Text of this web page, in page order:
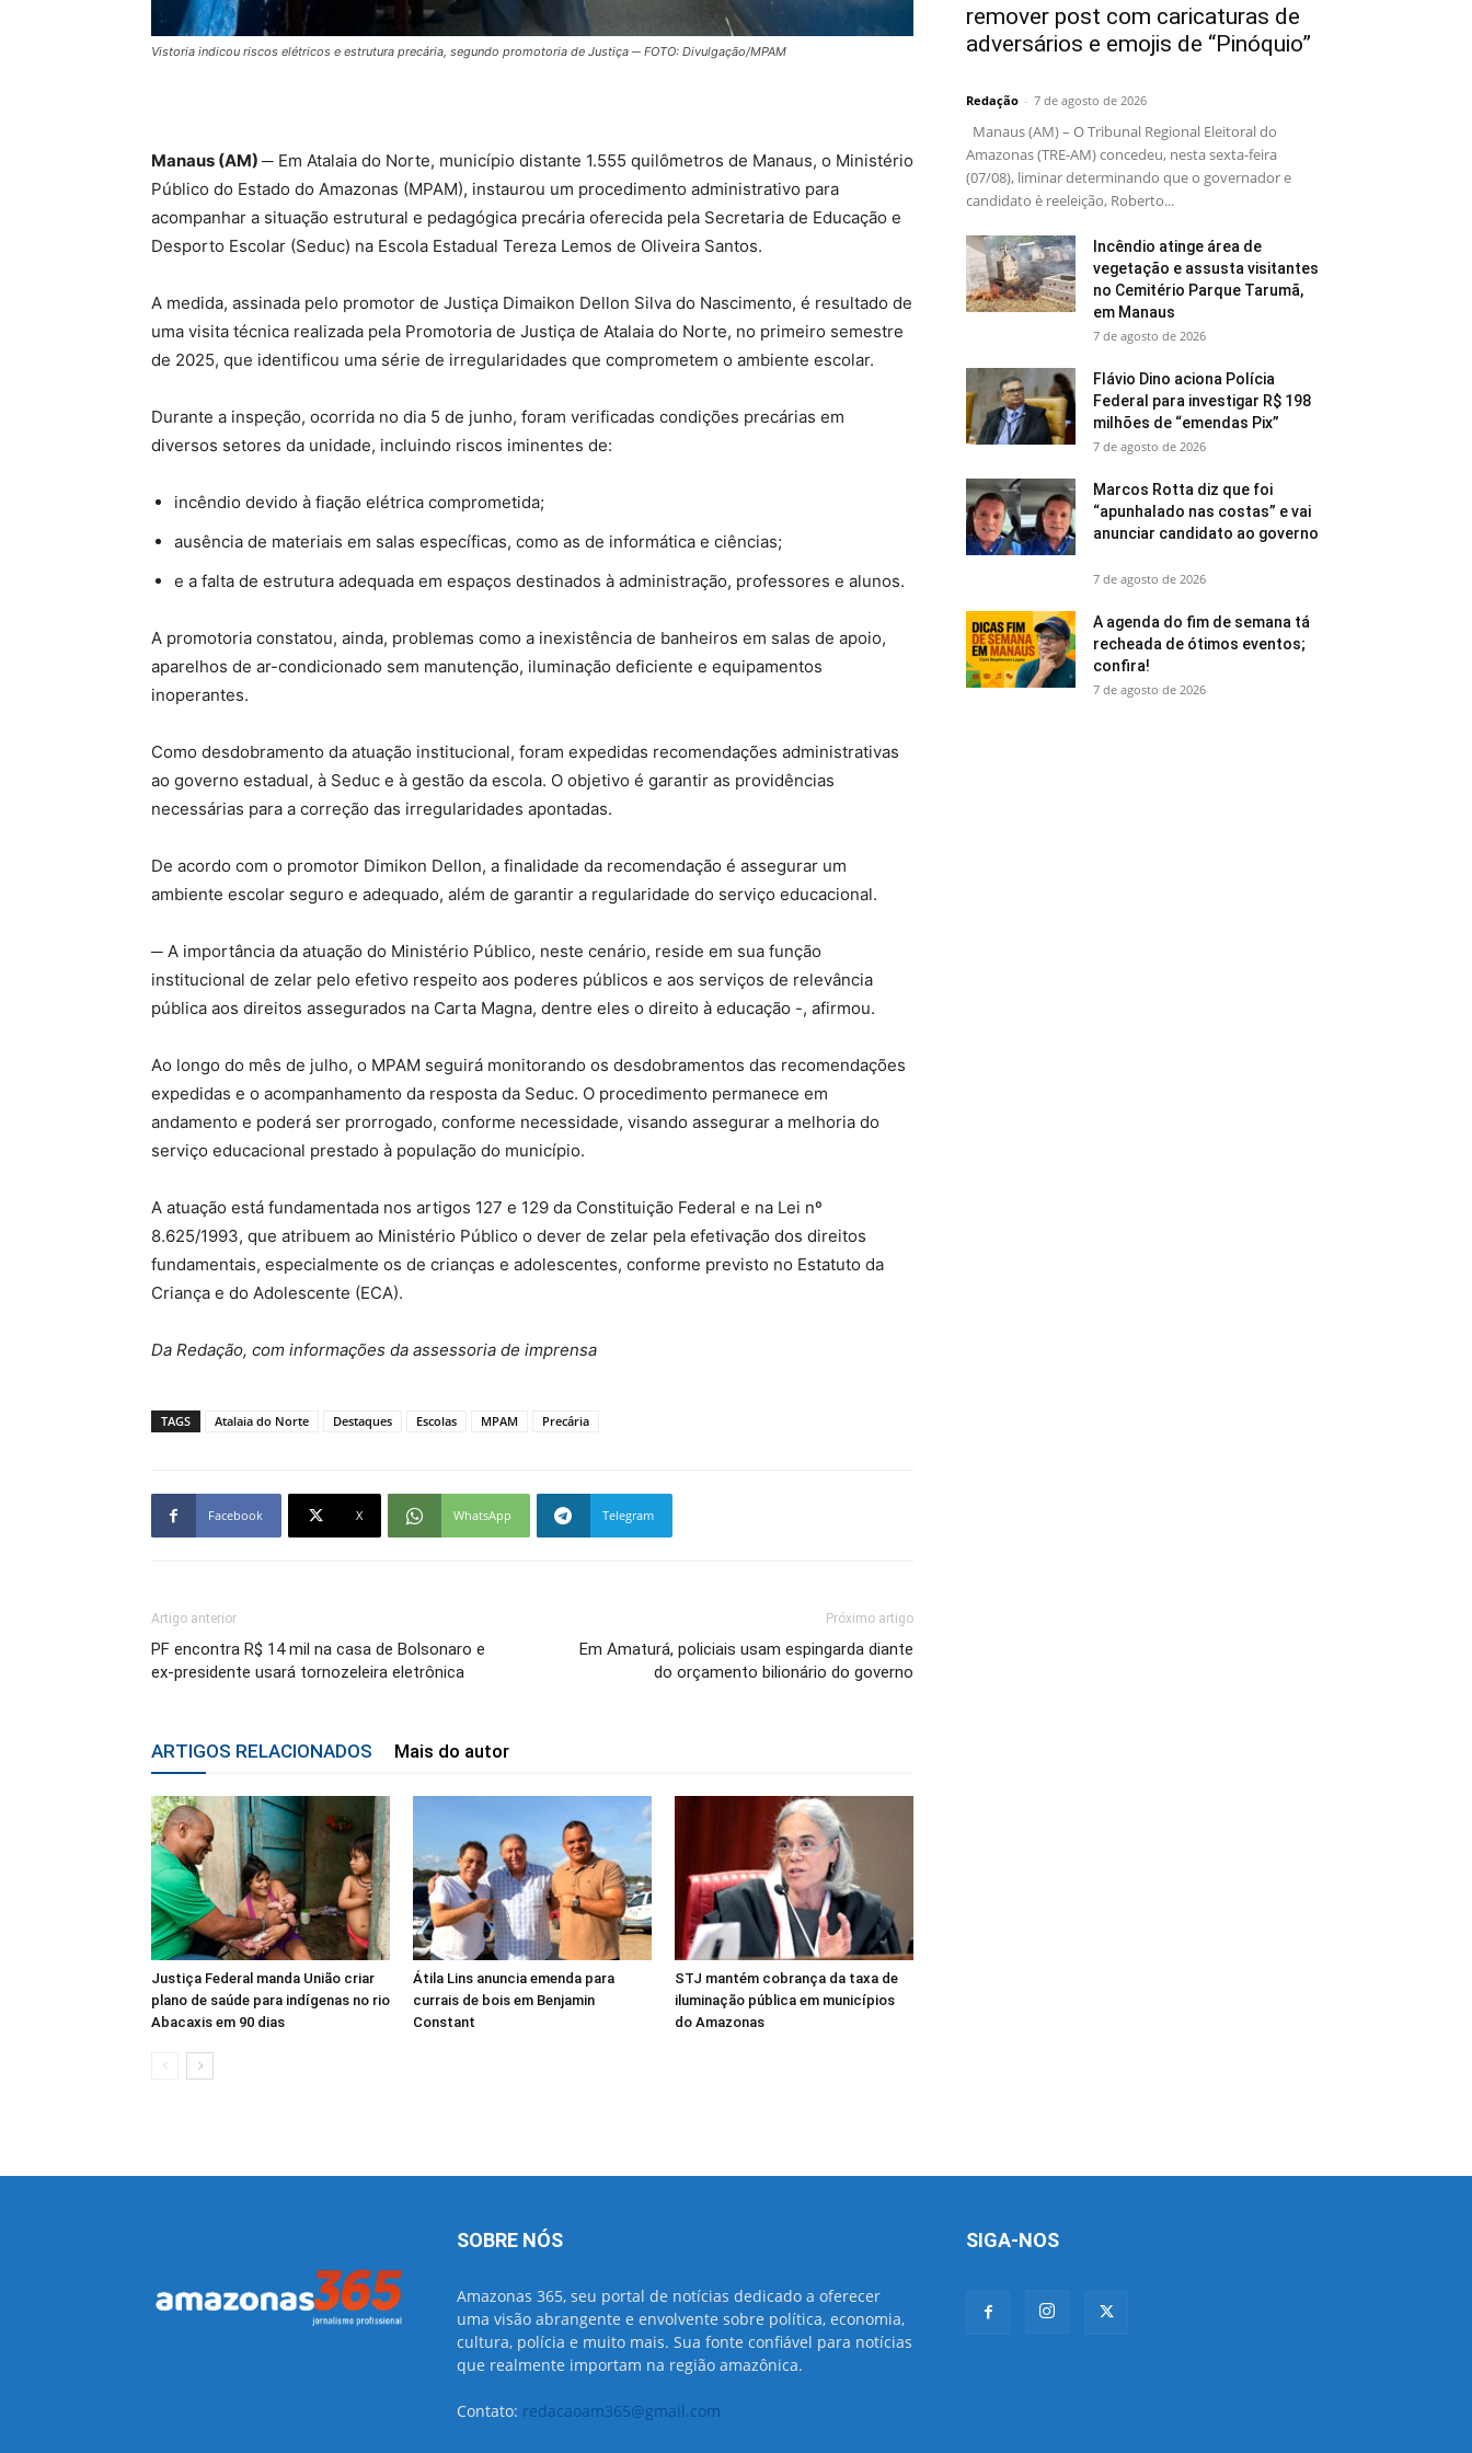
Vistoria indicou riscos elétricos e estrutura precária, segundo promotoria de Justiça ─ FOTO: Divulgação/MPAM
Manaus (AM) ─ Em Atalaia do Norte, município distante 1.555 quilômetros de Manaus, o Ministério
Público do Estado do Amazonas (MPAM), instaurou um procedimento administrativo para
acompanhar a situação estrutural e pedagógica precária oferecida pela Secretaria de Educação e
Desporto Escolar (Seduc) na Escola Estadual Tereza Lemos de Oliveira Santos.
A medida, assinada pelo promotor de Justiça Dimaikon Dellon Silva do Nascimento, é resultado de
uma visita técnica realizada pela Promotoria de Justiça de Atalaia do Norte, no primeiro semestre
de 2025, que identificou uma série de irregularidades que comprometem o ambiente escolar.
Durante a inspeção, ocorrida no dia 5 de junho, foram verificadas condições precárias em
diversos setores da unidade, incluindo riscos iminentes de:
incêndio devido à fiação elétrica comprometida;
ausência de materiais em salas específicas, como as de informática e ciências;
e a falta de estrutura adequada em espaços destinados à administração, professores e alunos.
A promotoria constatou, ainda, problemas como a inexistência de banheiros em salas de apoio,
aparelhos de ar-condicionado sem manutenção, iluminação deficiente e equipamentos
inoperantes.
Como desdobramento da atuação institucional, foram expedidas recomendações administrativas
ao governo estadual, à Seduc e à gestão da escola. O objetivo é garantir as providências
necessárias para a correção das irregularidades apontadas.
De acordo com o promotor Dimikon Dellon, a finalidade da recomendação é assegurar um
ambiente escolar seguro e adequado, além de garantir a regularidade do serviço educacional.
─ A importância da atuação do Ministério Público, neste cenário, reside em sua função
institucional de zelar pelo efetivo respeito aos poderes públicos e aos serviços de relevância
pública aos direitos assegurados na Carta Magna, dentre eles o direito à educação -, afirmou.
Ao longo do mês de julho, o MPAM seguirá monitorando os desdobramentos das recomendações
expedidas e o acompanhamento da resposta da Seduc. O procedimento permanece em
andamento e poderá ser prorrogado, conforme necessidade, visando assegurar a melhoria do
serviço educacional prestado à população do município.
A atuação está fundamentada nos artigos 127 e 129 da Constituição Federal e na Lei nº
8.625/1993, que atribuem ao Ministério Público o dever de zelar pela efetivação dos direitos
fundamentais, especialmente os de crianças e adolescentes, conforme previsto no Estatuto da
Criança e do Adolescente (ECA).
Da Redação, com informações da assessoria de imprensa
TAGS Atalaia do Norte Destaques Escolas MPAM Precária
Facebook X WhatsApp Telegram
Artigo anterior
PF encontra R$ 14 mil na casa de Bolsonaro e
ex-presidente usará tornozeleira eletrônica
Próximo artigo
Em Amaturá, policiais usam espingarda diante
do orçamento bilionário do governo
ARTIGOS RELACIONADOS Mais do autor
Justiça Federal manda União criar
plano de saúde para indígenas no rio
Abacaxis em 90 dias
Átila Lins anuncia emenda para
currais de bois em Benjamin
Constant
STJ mantém cobrança da taxa de
iluminação pública em municípios
do Amazonas
remover post com caricaturas de
adversários e emojis de “Pinóquio”
Redação - 7 de agosto de 2026
Manaus (AM) – O Tribunal Regional Eleitoral do
Amazonas (TRE-AM) concedeu, nesta sexta-feira
(07/08), liminar determinando que o governador e
candidato è reeleição, Roberto...
Incêndio atinge área de
vegetação e assusta visitantes
no Cemitério Parque Tarumã,
em Manaus
7 de agosto de 2026
Flávio Dino aciona Polícia
Federal para investigar R$ 198
milhões de “emendas Pix”
7 de agosto de 2026
Marcos Rotta diz que foi
“apunhalado nas costas” e vai
anunciar candidato ao governo
7 de agosto de 2026
A agenda do fim de semana tá
recheada de ótimos eventos;
confira!
7 de agosto de 2026
SOBRE NÓS
Amazonas 365, seu portal de notícias dedicado a oferecer
uma visão abrangente e envolvente sobre política, economia,
cultura, polícia e muito mais. Sua fonte confiável para notícias
que realmente importam na região amazônica.
Contato: redacaoam365@gmail.com
SIGA-NOS